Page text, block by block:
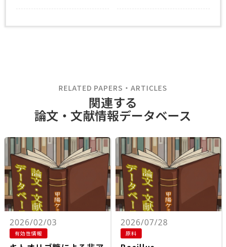
RELATED PAPERS・ARTICLES
関連する
論文・文献情報データベース
2026/02/03
有効性情報
2026/07/28
原料